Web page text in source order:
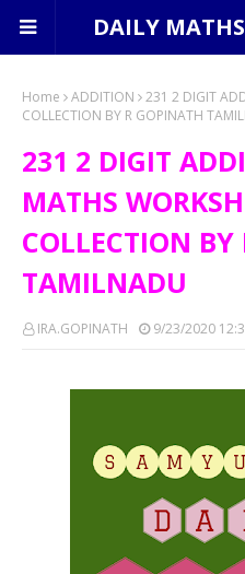
DAILY
Home ADDITION
231 2 DIGIT
COLLECTION BY R GOPINATH
231 2 DIGIT
MATHS
COLLECTION
TAMILNADU
IRA.GOPINATH 9/23/2020